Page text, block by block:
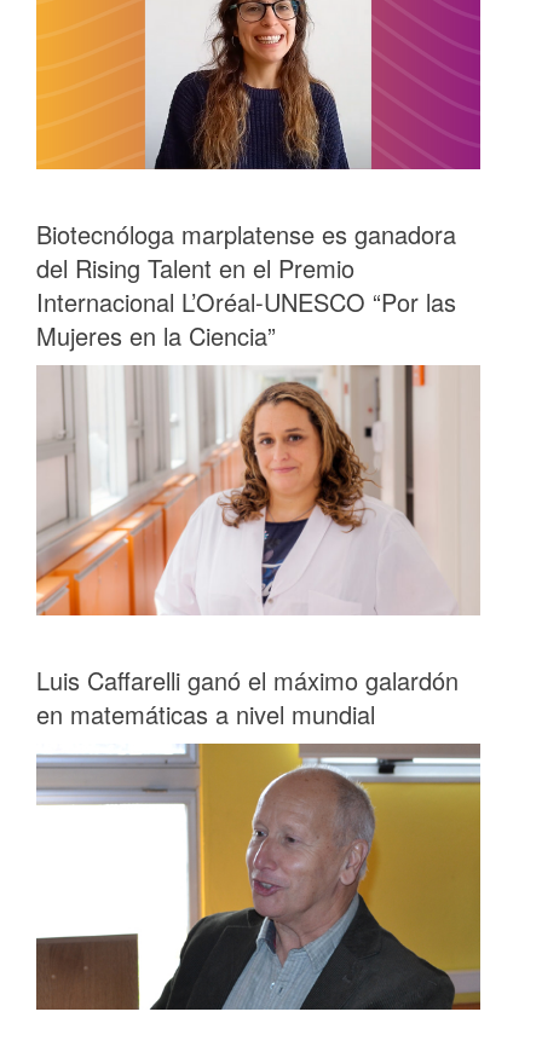
Biotecnóloga marplatense es ganadora
del Rising Talent en el Premio
Internacional L’Oréal-UNESCO “Por las
Mujeres en la Ciencia”
Luis Caffarelli ganó el máximo galardón
en matemáticas a nivel mundial